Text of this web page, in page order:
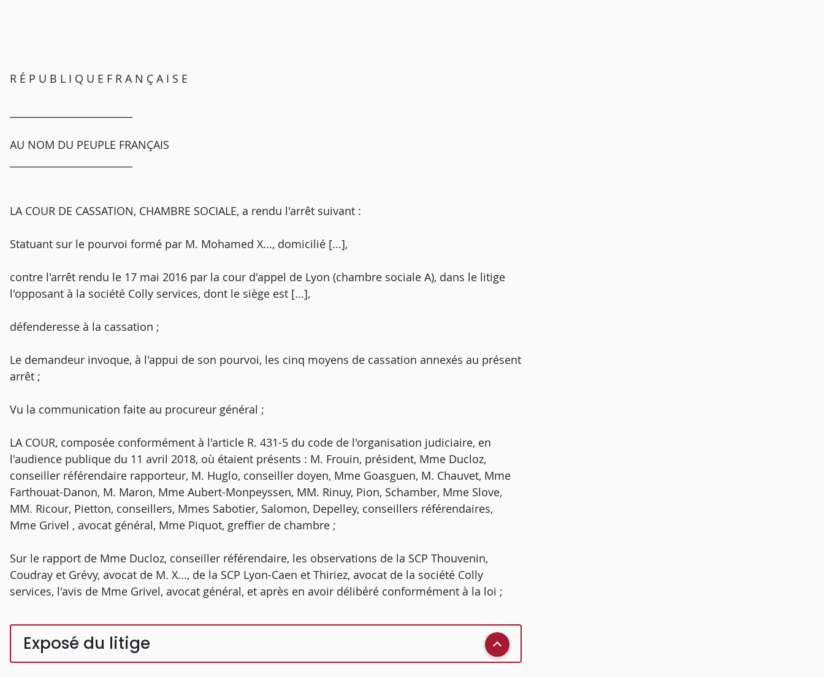
R É P U B L I Q U E F R A N Ç A I S E
AU NOM DU PEUPLE FRANÇAIS
LA COUR DE CASSATION, CHAMBRE SOCIALE, a rendu l'arrêt suivant :
Statuant sur le pourvoi formé par M. Mohamed X..., domicilié [...],
contre l'arrêt rendu le 17 mai 2016 par la cour d'appel de Lyon (chambre sociale A), dans le litige
l'opposant à la société Colly services, dont le siège est [...],
défenderesse à la cassation ;
Le demandeur invoque, à l'appui de son pourvoi, les cinq moyens de cassation annexés au présent
arrêt ;
Vu la communication faite au procureur général ;
LA COUR, composée conformément à l'article R. 431-5 du code de l'organisation judiciaire, en
l'audience publique du 11 avril 2018, où étaient présents : M. Frouin, président, Mme Ducloz,
conseiller référendaire rapporteur, M. Huglo, conseiller doyen, Mme Goasguen, M. Chauvet, Mme
Farthouat-Danon, M. Maron, Mme Aubert-Monpeyssen, MM. Rinuy, Pion, Schamber, Mme Slove,
MM. Ricour, Pietton, conseillers, Mmes Sabotier, Salomon, Depelley, conseillers référendaires,
Mme Grivel , avocat général, Mme Piquot, greffier de chambre ;
Sur le rapport de Mme Ducloz, conseiller référendaire, les observations de la SCP Thouvenin,
Coudray et Grévy, avocat de M. X..., de la SCP Lyon-Caen et Thiriez, avocat de la société Colly
services, l'avis de Mme Grivel, avocat général, et après en avoir délibéré conformément à la loi ;
Exposé du litige